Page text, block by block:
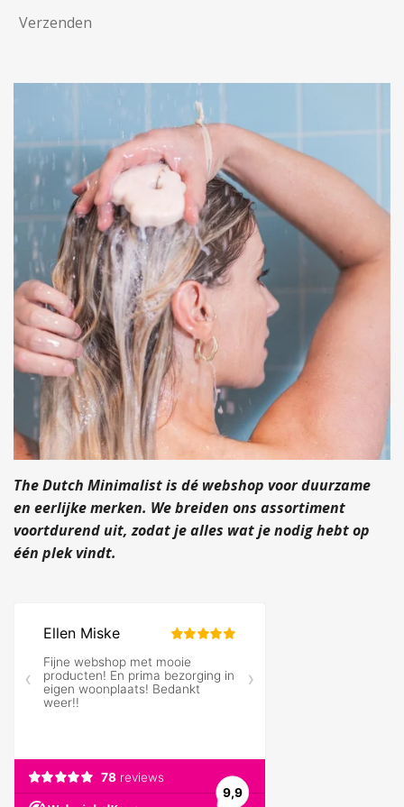
Verzenden
The Dutch Minimalistis dé webshop voor duurzame
en eerlijke merken. We breiden ons assortiment
voortdurend uit, zodat je alles wat je nodig hebt op
één plek vindt.